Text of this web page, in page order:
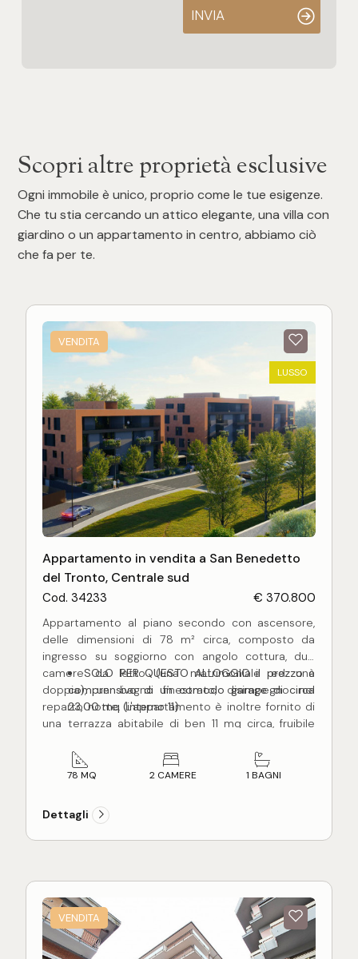
INVIA
Scopri altre proprietà esclusive
Ogni immobile è unico, proprio come le tue esigenze.
Che tu stia cercando un attico elegante, una villa con
giardino o un appartamento in centro, abbiamo ciò
che fa per te.
VENDITA
LUSSO
Appartamento in vendita a San Benedetto
del Tronto, Centrale sud
Cod. 34233 € 370.800
Appartamento al piano secondo con ascensore,
delle dimensioni di 78 m² circa, composto da
ingresso su soggiorno con angolo cottura, due
camere da letto (una matrimoniale ed una
doppia), un bagno finestrato, disimpegno nel
reparto notte. L'appartamento è inoltre fornito di
una terrazza abitabile di ben 11 mq circa, fruibile
L'appartamento, in corso di costruzione, sarà
terminato per Giugno 2028 con rifiniture a scelta
o Grace porcellanato, infissi in alluminio certificati,
impianto di riscaldamento a pavimento, impianto
di climatizzazione caldo e freddo con split in ogni
struttura antisismica.
Localizzato all'interno del complesso residenziale
Marina Living, posto nella servita zona di San Pio X
SOLO PER QUESTO ALLOGGIO il prezzo è
comprensivo di un comodo garage di circa
23,00 mq (interno 11)
78 MQ 2 CAMERE 1 BAGNI
Dettagli
VENDITA